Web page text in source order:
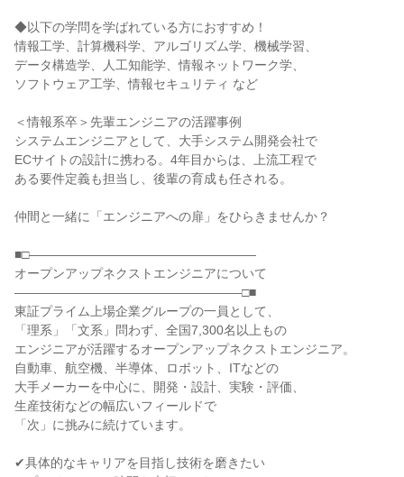
◆以下の学問を学ばれている方におすすめ！
情報工学、計算機科学、アルゴリズム学、機械学習、
データ構造学、人工知能学、情報ネットワーク学、
ソフトウェア工学、情報セキュリティ など
＜情報系卒＞先輩エンジニアの活躍事例
システムエンジニアとして、大手システム開発会社で
ECサイトの設計に携わる。4年目からは、上流工程で
ある要件定義も担当し、後輩の育成も任される。
仲間と一緒に「エンジニアへの扉」をひらきませんか？
■□――――――――――――――――――
オープンアップネクストエンジニアについて
――――――――――――――――――□■
東証プライム上場企業グループの一員として、
「理系」「文系」問わず、全国7,300名以上もの
エンジニアが活躍するオープンアップネクストエンジニア。
自動車、航空機、半導体、ロボット、ITなどの
大手メーカーを中心に、開発・設計、実験・評価、
生産技術などの幅広いフィールドで
「次」に挑みに続けています。
✔具体的なキャリアを目指し技術を磨きたい